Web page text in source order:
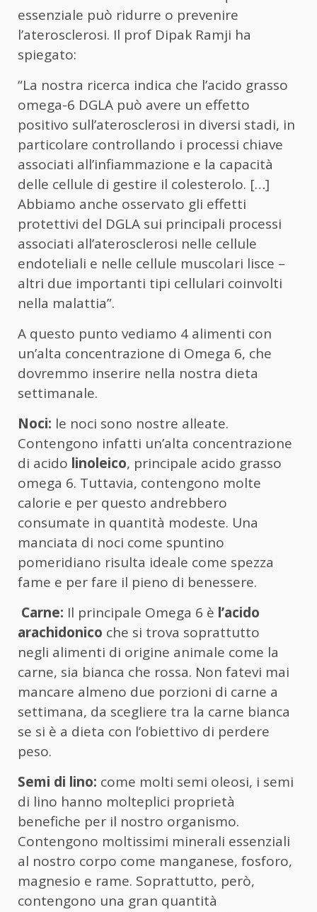
essenziale può ridurre o prevenire
l’aterosclerosi. Il prof Dipak Ramji ha
spiegato:
“La nostra ricerca indica che l’acido grasso
omega-6 DGLA può avere un effetto
positivo sull’aterosclerosi in diversi stadi, in
particolare controllando i processi chiave
associati all’infiammazione e la capacità
delle cellule di gestire il colesterolo. […]
Abbiamo anche osservato gli effetti
protettivi del DGLA sui principali processi
associati all’aterosclerosi nelle cellule
endoteliali e nelle cellule muscolari lisce –
altri due importanti tipi cellulari coinvolti
nella malattia”.
A questo punto vediamo 4 alimenti con
un’alta concentrazione di Omega 6, che
dovremmo inserire nella nostra dieta
settimanale.
Noci: le noci sono nostre alleate.
Contengono infatti un’alta concentrazione
di acido linoleico, principale acido grasso
omega 6. Tuttavia, contengono molte
calorie e per questo andrebbero
consumate in quantità modeste. Una
manciata di noci come spuntino
pomeridiano risulta ideale come spezza
fame e per fare il pieno di benessere.
Carne: Il principale Omega 6 è l’acido
arachidonico che si trova soprattutto
negli alimenti di origine animale come la
carne, sia bianca che rossa. Non fatevi mai
mancare almeno due porzioni di carne a
settimana, da scegliere tra la carne bianca
se si è a dieta con l’obiettivo di perdere
peso.
Semi di lino: come molti semi oleosi, i semi
di lino hanno molteplici proprietà
benefiche per il nostro organismo.
Contengono moltissimi minerali essenziali
al nostro corpo come manganese, fosforo,
magnesio e rame. Soprattutto, però,
contengono una gran quantità